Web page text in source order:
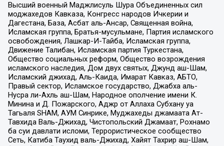
Высший военный Маджлисуль Шура Объединенных сил
моджахедов Кавказа, Конгресс народов Ичкерии и
Дагестана, База, Асбат аль-Ансар, Священная война,
Исламская группа, Братья-мусульмане, Партия исламского
освобождения, Лашкар-И-Тайба, Исламская группа,
Движение Талибан, Исламская партия Туркестана,
Общество социальных реформ, Общество возрождения
исламского наследия, Дом двух святых, Джунд аш-Шам,
Исламский джихад, Аль-Каида, Имарат Кавказ, АБТО,
Правый сектор, Исламское государство, Джабха аль-
Нусра ли-Ахль аш-Шам, Народное ополчение имени К.
Минина и Д. Пожарского, Аджр от Аллаха Субхану уа
Тагьаля SHAM, АУМ Синрике, Муджахеды джамаата Ат-
Тавхида Валь-Джихад, Чистопольский Джамаат, Рохнамо
ба суи давлати исломи, Террористическое сообщество
Сеть, Катиба Таухид валь-Джихад, Хайят Тахрир аш-Шам,